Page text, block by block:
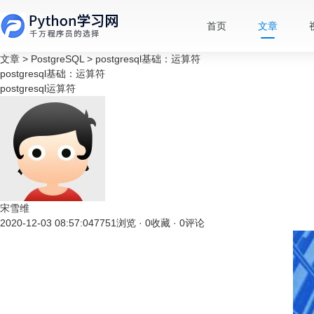
首页 文章
文章 > PostgreSQL > postgresql基础：运算符
postgresql基础：运算符
postgresql运算符
宋雪维
2020-12-03 08:57:047751浏览 · 0收藏 · 0评论